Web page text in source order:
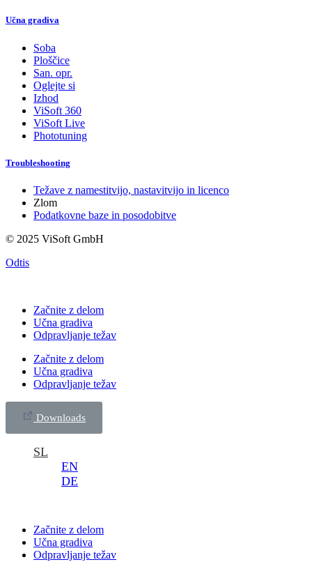
Učna gradiva
Soba
Ploščice
San. opr.
Oglejte si
Izhod
ViSoft 360
ViSoft Live
Phototuning
Troubleshooting
Težave z namestitvijo, nastavitvijo in licenco
Zlom
Podatkovne baze in posodobitve
© 2025 ViSoft GmbH
Odtis
Začnite z delom
Učna gradiva
Odpravljanje težav
Začnite z delom
Učna gradiva
Odpravljanje težav
Downloads
SL
EN
DE
Začnite z delom
Učna gradiva
Odpravljanje težav